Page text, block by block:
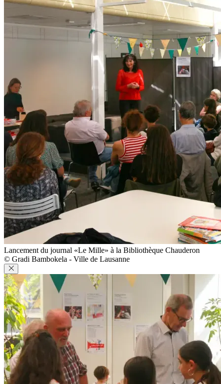
Lancement du journal «Le Mille» à la Bibliothèque Chauderon
© Gradi Bambokela - Ville de Lausanne